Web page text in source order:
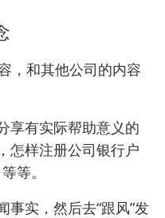
，和其他公司的内容
享有实际帮助意义的
，怎样注册公司银行户
等等。
事实，然后去“跟风”发